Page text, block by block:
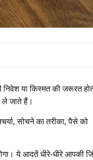
या किस्मत की जरूरत
ले जाते हैं।
सोचने का तरीका, पैसे को
ये आदतें धीरे-धीरे आपकी